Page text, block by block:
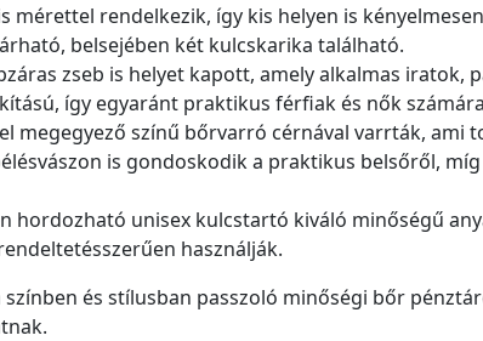
mérettel rendelkezik, így kis helyen is
belsejében két kulcskarika található.
zseb is helyet kapott, amely alkalmas iratok,
így egyaránt praktikus férfiak és nők
megegyező színű bőrvarró cérnával varrták, ami
is gondoskodik a praktikus belsőről,
hordozható unisex kulcstartó kiváló minőségű
használják.
és stílusban passzoló minőségi bőr